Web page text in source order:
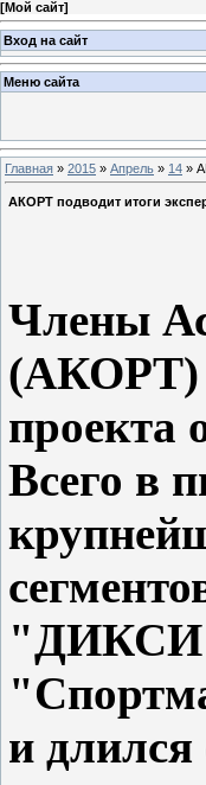
[Мой сайт]
Вход на сайт
Меню сайта
Главная » 2015 » Апрель » 14 »
АКОРТ подводит итоги
Члены
(АКОРТ)
проекта
Всего в
и длился